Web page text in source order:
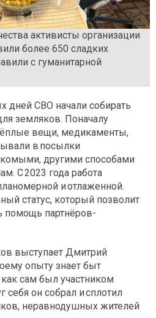
активисты организации
более 650 сладких
с гуманитарной
дней СВО начали собирать
земляков. Поначалу
вещи, медикаменты,
в посылки
другими способами
С 2023 года работа
и отлаженной.
статус, который позволит
помощь партнёров-
выступает Дмитрий
опыту знает быт
сам был участником
себя он собрал и сплотил
неравнодушных жителей